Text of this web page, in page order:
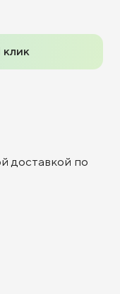
клик
доставкой по